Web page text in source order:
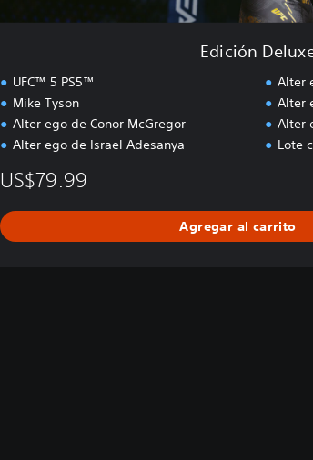
Edición
UFC™ 5 PS5™
Mike Tyson
Alter ego de Conor McGregor
Alter ego de Israel Adesanya
Alter
Alter
Alter
Lote
US$79.99
Agregar al carrito